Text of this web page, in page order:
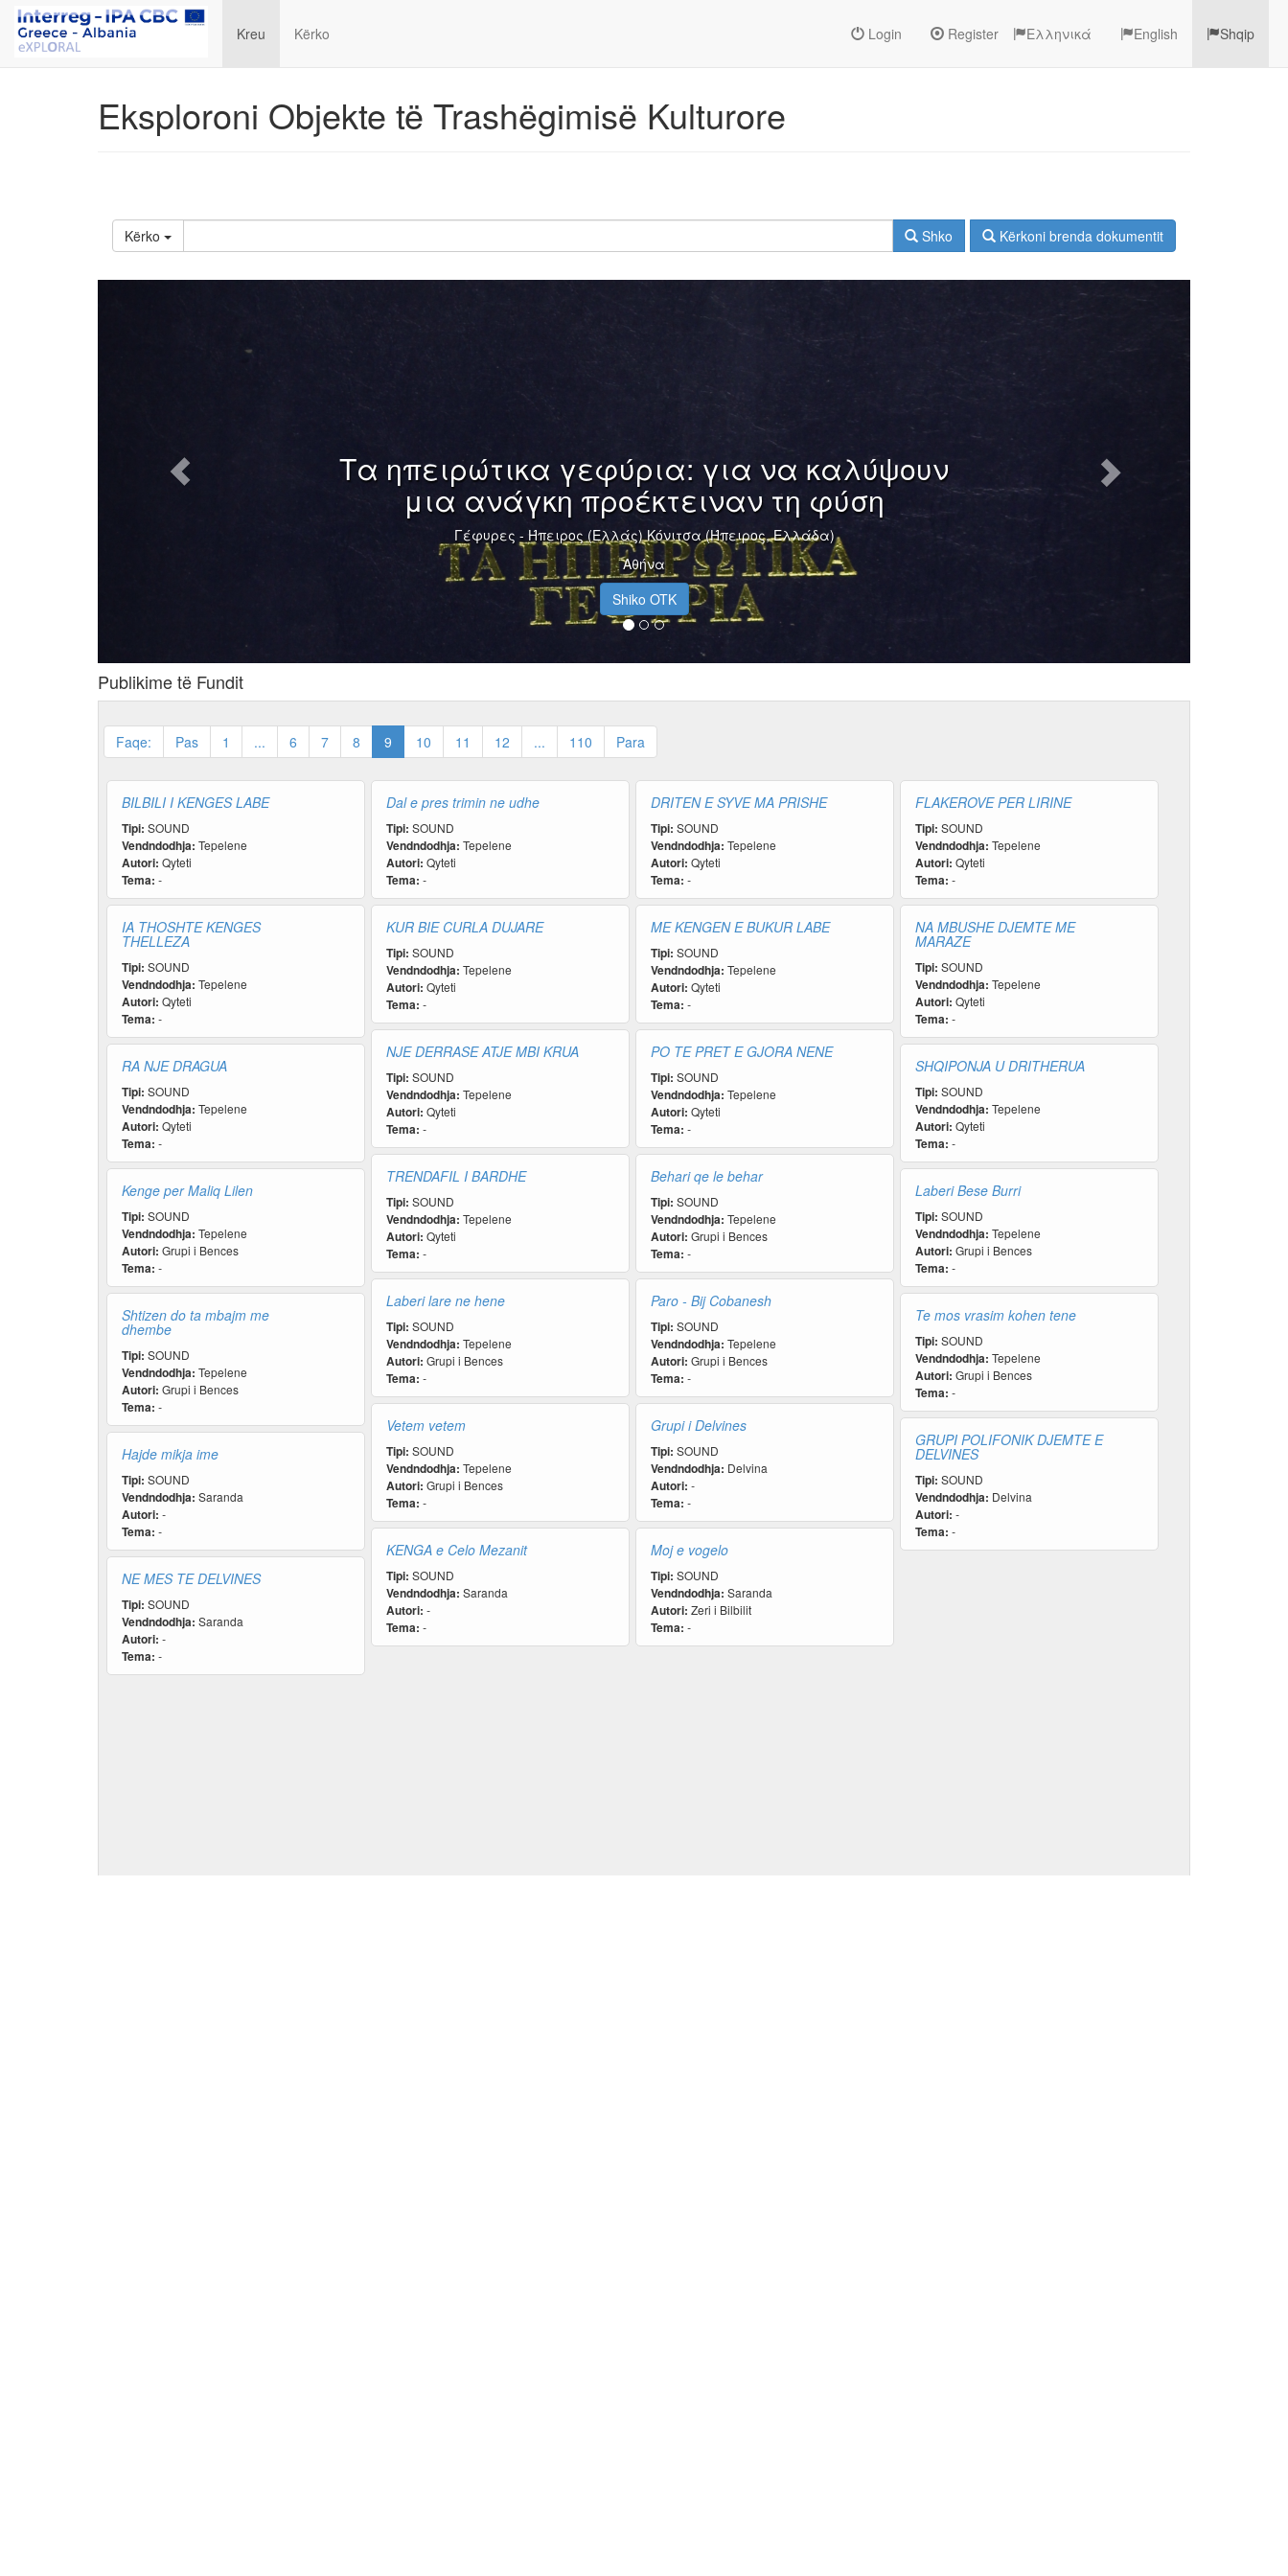
Kreu Kërko Ελληνικά English Shqip
Login Register
Eksploroni Objekte të Trashëgimisë Kulturore
Kërko Shko Kërkoni brenda dokumentit
Τα ηπειρώτικα γεφύρια: για να καλύψουν
μια ανάγκη προέκτειναν τη φύση
Γέφυρες - Ήπειρος (Ελλάς) Κόνιτσα (Ήπειρος, Ελλάδα)
Αθήνα
Shiko OTK
Publikime të Fundit
Faqe: Pas 1 ... 6 7 8 9 10 11 12 ... 110 Para
BILBILI I KENGES LABE
Tipi: SOUND
Vendndodhja: Tepelene
Autori: Qyteti
Tema: -
Dal e pres trimin ne udhe
Tipi: SOUND
Vendndodhja: Tepelene
Autori: Qyteti
Tema: -
DRITEN E SYVE MA PRISHE
Tipi: SOUND
Vendndodhja: Tepelene
Autori: Qyteti
Tema: -
FLAKEROVE PER LIRINE
Tipi: SOUND
Vendndodhja: Tepelene
Autori: Qyteti
Tema: -
IA THOSHTE KENGES
THELLEZA
Tipi: SOUND
Vendndodhja: Tepelene
Autori: Qyteti
Tema: -
KUR BIE CURLA DUJARE
Tipi: SOUND
Vendndodhja: Tepelene
Autori: Qyteti
Tema: -
ME KENGEN E BUKUR LABE
Tipi: SOUND
Vendndodhja: Tepelene
Autori: Qyteti
Tema: -
NA MBUSHE DJEMTE ME
MARAZE
Tipi: SOUND
Vendndodhja: Tepelene
Autori: Qyteti
Tema: -
NJE DERRASE ATJE MBI KRUA
Tipi: SOUND
Vendndodhja: Tepelene
Autori: Qyteti
Tema: -
PO TE PRET E GJORA NENE
Tipi: SOUND
Vendndodhja: Tepelene
Autori: Qyteti
Tema: -
RA NJE DRAGUA
Tipi: SOUND
Vendndodhja: Tepelene
Autori: Qyteti
Tema: -
SHQIPONJA U DRITHERUA
Tipi: SOUND
Vendndodhja: Tepelene
Autori: Qyteti
Tema: -
TRENDAFIL I BARDHE
Tipi: SOUND
Vendndodhja: Tepelene
Autori: Qyteti
Tema: -
Behari qe le behar
Tipi: SOUND
Vendndodhja: Tepelene
Autori: Grupi i Bences
Tema: -
Kenge per Maliq Lilen
Tipi: SOUND
Vendndodhja: Tepelene
Autori: Grupi i Bences
Tema: -
Laberi Bese Burri
Tipi: SOUND
Vendndodhja: Tepelene
Autori: Grupi i Bences
Tema: -
Laberi lare ne hene
Tipi: SOUND
Vendndodhja: Tepelene
Autori: Grupi i Bences
Tema: -
Paro - Bij Cobanesh
Tipi: SOUND
Vendndodhja: Tepelene
Autori: Grupi i Bences
Tema: -
Shtizen do ta mbajm me
dhembe
Tipi: SOUND
Vendndodhja: Tepelene
Autori: Grupi i Bences
Tema: -
Te mos vrasim kohen tene
Tipi: SOUND
Vendndodhja: Tepelene
Autori: Grupi i Bences
Tema: -
Vetem vetem
Tipi: SOUND
Vendndodhja: Tepelene
Autori: Grupi i Bences
Tema: -
Grupi i Delvines
Tipi: SOUND
Vendndodhja: Delvina
Autori: -
Tema: -
GRUPI POLIFONIK DJEMTE E
DELVINES
Tipi: SOUND
Vendndodhja: Delvina
Autori: -
Tema: -
Hajde mikja ime
Tipi: SOUND
Vendndodhja: Saranda
Autori: -
Tema: -
KENGA e Celo Mezanit
Tipi: SOUND
Vendndodhja: Saranda
Autori: -
Tema: -
Moj e vogelo
Tipi: SOUND
Vendndodhja: Saranda
Autori: Zeri i Bilbilit
Tema: -
NE MES TE DELVINES
Tipi: SOUND
Vendndodhja: Saranda
Autori: -
Tema: -